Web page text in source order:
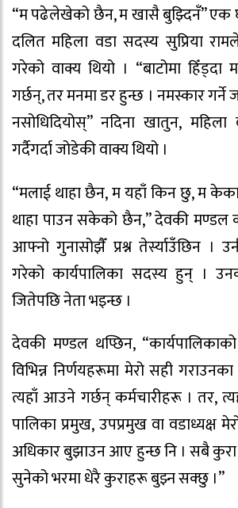
“म पढेलेखेको छैन, म खासै बुझ्दिनँ” एक
दलित महिला वडा सदस्य सुप्रिया
गरेको वाक्य थियो । “बाटोमा
गर्छन्, तर मनमा डर हुन्छ । नमस्कार गर्ने
नसोधिदियोस्” नदिना खातुन,
गर्दैगर्दा जोडेकी वाक्य थियो ।
“मलाई थाहा छैन, म यहाँ किन छु, म
थाहा पाउन सकेको छैन,” देवकी मण्डल
आफ्नो गुनासोझैँ प्रश्न तेर्स्याउँछिन ।
गरेको कार्यपालिका सदस्य हुन् ।
जितेपछि नेता भइन्छ ।
देवकी मण्डल थप्छिन, “कार्यपालिकाको
विभिन्न निर्णयहरूमा मेरो सही
त्यहाँ आउने गर्छन् कर्मचारीहरू । तर,
पालिका प्रमुख, उपप्रमुख वा वडाध्यक्ष
अधिकार बुझाउन आए हुन्छ नि । सबै कुरा
सुनेको भरमा धेरै कुराहरू बुझ्न सक्छु ।”